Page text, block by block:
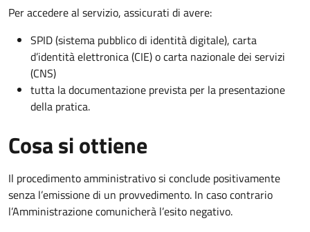
Per accedere al servizio, assicurati di avere:
SPID (sistema pubblico di identità digitale), carta
d’identità elettronica (CIE) o carta nazionale dei servizi
(CNS)
tutta la documentazione prevista per la presentazione
della pratica.
Cosa si ottiene
Il procedimento amministrativo si conclude positivamente
senza l’emissione di un provvedimento. In caso contrario
l’Amministrazione comunicherà l’esito negativo.